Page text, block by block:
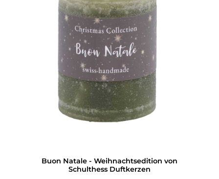
Buon Natale - Weihnachtsedition von
Schulthess Duftkerzen